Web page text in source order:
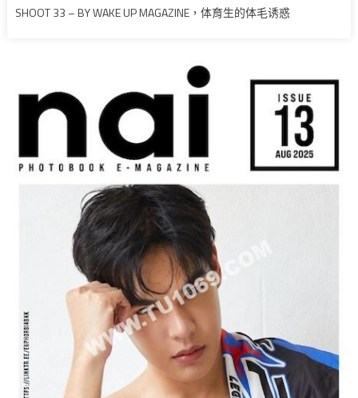
SHOOT 33 – BY WAKE UP MAGAZINE，体育生的体毛诱惑